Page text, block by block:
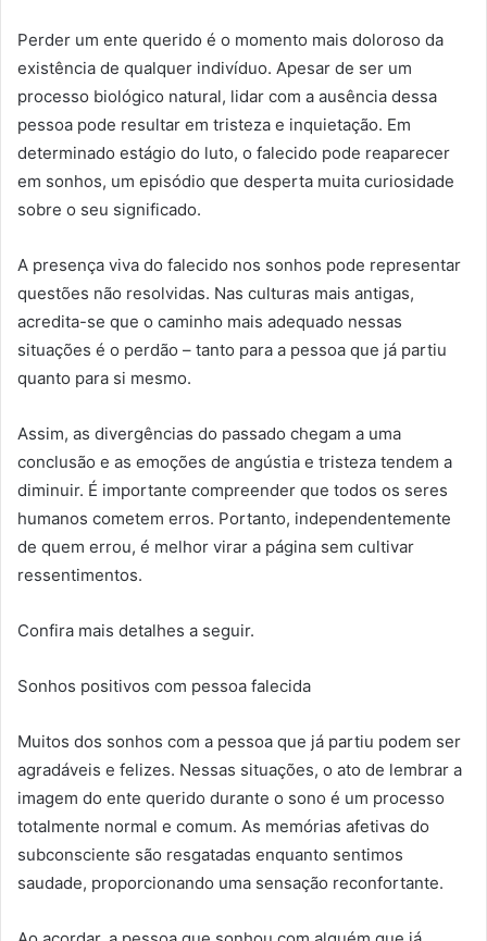
Perder um ente querido é o momento mais doloroso da
existência de qualquer indivíduo. Apesar de ser um
processo biológico natural, lidar com a ausência dessa
pessoa pode resultar em tristeza e inquietação. Em
determinado estágio do luto, o falecido pode reaparecer
em sonhos, um episódio que desperta muita curiosidade
sobre o seu significado.
A presença viva do falecido nos sonhos pode representar
questões não resolvidas. Nas culturas mais antigas,
acredita-se que o caminho mais adequado nessas
situações é o perdão – tanto para a pessoa que já partiu
quanto para si mesmo.
Assim, as divergências do passado chegam a uma
conclusão e as emoções de angústia e tristeza tendem a
diminuir. É importante compreender que todos os seres
humanos cometem erros. Portanto, independentemente
de quem errou, é melhor virar a página sem cultivar
ressentimentos.
Confira mais detalhes a seguir.
Sonhos positivos com pessoa falecida
Muitos dos sonhos com a pessoa que já partiu podem ser
agradáveis e felizes. Nessas situações, o ato de lembrar a
imagem do ente querido durante o sono é um processo
totalmente normal e comum. As memórias afetivas do
subconsciente são resgatadas enquanto sentimos
saudade, proporcionando uma sensação reconfortante.